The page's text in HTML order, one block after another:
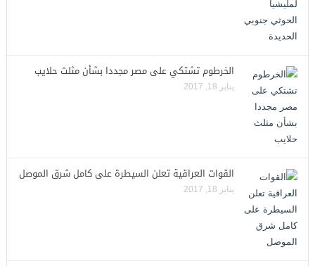
الخرطوم تشتكي على مصر مجددا بشأن مثلث حلايب
يناير 18, 2017
القوات العراقية تعلن السيطرة على كامل شرق الموصل
يناير 18, 2017